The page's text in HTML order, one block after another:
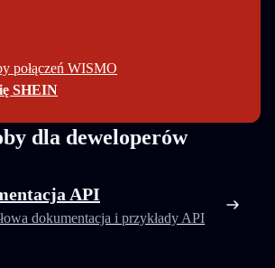
połączeń WISMO
SHEIN
dla deweloperów
API
dokumentacja i przykłady API